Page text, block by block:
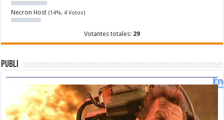
Necron Host (14%, 4 Votos)
Votantes totales: 29
Publi